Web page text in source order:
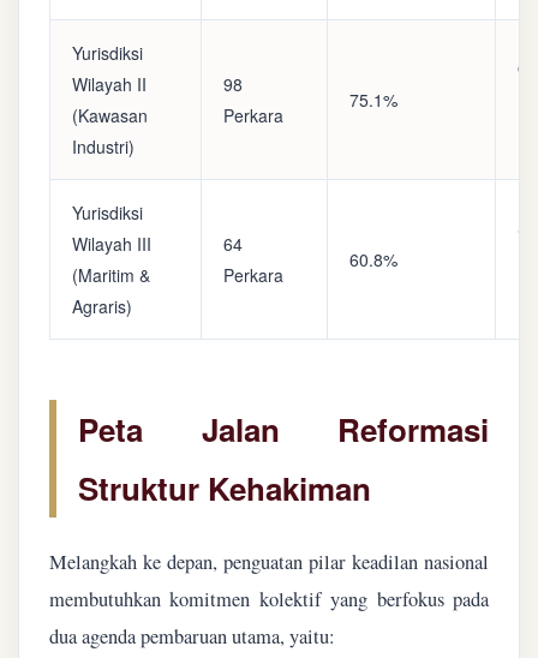
Yurisdiksi
Wilayah II
(Kawasan
Industri)
98
Perkara
75.1%
Yurisdiksi
Wilayah III
(Maritim &
Agraris)
64
Perkara
60.8%
Peta Jalan Reformasi
Struktur Kehakiman
Melangkah ke depan, penguatan pilar keadilan nasional
membutuhkan komitmen kolektif yang berfokus pada
dua agenda pembaruan utama, yaitu: